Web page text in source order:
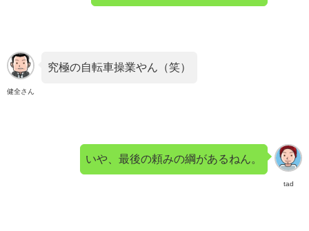
健全さん
究極の自転車操業やん（笑）
tad
いや、最後の頼みの綱があるねん。